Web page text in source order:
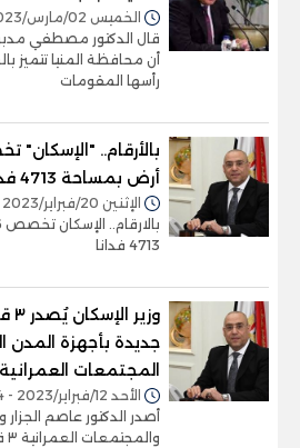
الخميس 02/مارس/2023 - 06:21 م
قال الدكتور مصطفي
أن محافظة المنيا تتميز
رأسها المقومات
أرض بمساحة 4713 فدانا
الإثنين 20/فبراير/2023 - 10:28 ص
4713 فدانا
جديدة بأجهزة المدن
المجتمعات
الأحد 12/فبراير/2023 - 03:04 م
أصدر الدكتور عاصم الجزار